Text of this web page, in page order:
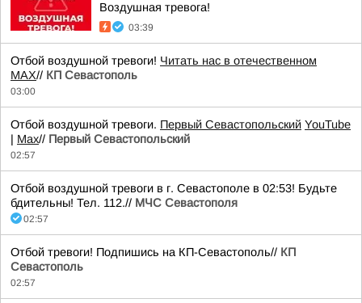
Воздушная тревога!
03:39
Отбой воздушной тревоги! Читать нас в отечественном
MAX// КП Севастополь
03:00
Отбой воздушной тревоги. Первый Севастопольский YouTube
| Max// Первый Севастопольский
02:57
Отбой воздушной тревоги в г. Севастополе в 02:53! Будьте
бдительны! Тел. 112.// МЧС Севастополя
02:57
Отбой тревоги! Подпишись на КП-Севастополь// КП
Севастополь
02:57